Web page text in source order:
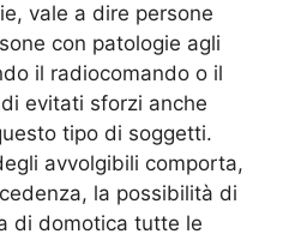
vale a dire persone
con patologie agli
il radiocomando o il
evitati sforzi anche
tipo di soggetti.
avvolgibili comporta,
la possibilità di
di domotica tutte le